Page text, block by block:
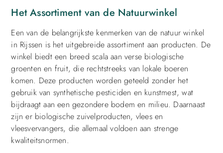
Het Assortiment van de Natuurwinkel
Een van de belangrijkste kenmerken van de natuur winkel
in Rijssen is het uitgebreide assortiment aan producten. De
winkel biedt een breed scala aan verse biologische
groenten en fruit, die rechtstreeks van lokale boeren
komen. Deze producten worden geteeld zonder het
gebruik van synthetische pesticiden en kunstmest, wat
bijdraagt aan een gezondere bodem en milieu. Daarnaast
zijn er biologische zuivelproducten, vlees en
vleesvervangers, die allemaal voldoen aan strenge
kwaliteitsnormen.